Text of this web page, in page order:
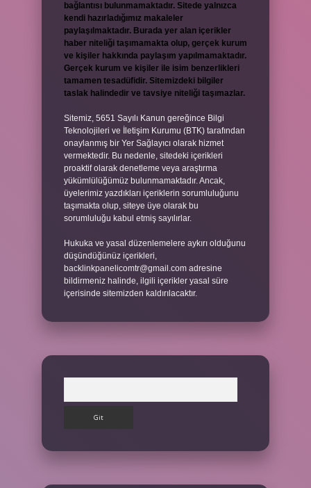
bağlantısı bulunmamaktadır. Sitede yalnızca
kendi hazırladığımız makaleler
paylaşılmaktadır. Burada yer alan içerikler
haber niteliği taşımamakta olup, gerçek kurum
ve kişiler hakkında paylaşım yapılmamaktadır.
Gerçek kurum ve kişiler ile isim benzerlikleri
tamamen tesadüfidir. Sitemizdeki bilgiler
taslak halindedir ve tavsiye niteliği taşımazlar.
Sitemiz, 5651 Sayılı Kanun gereğince Bilgi
Teknolojileri ve İletişim Kurumu (BTK) tarafından
onaylanmış bir Yer Sağlayıcı olarak hizmet
vermektedir. Bu nedenle, sitedeki içerikleri
proaktif olarak denetleme veya araştırma
yükümlülüğümüz bulunmamaktadır. Ancak,
üyelerimiz yazdıkları içeriklerin sorumluluğunu
taşımakta olup, siteye üye olarak bu
sorumluluğu kabul etmiş sayılırlar.
Hukuka ve yasal düzenlemelere aykırı olduğunu
düşündüğünüz içerikleri,
backlinkpanelicomtr@gmail.com adresine
bildirmeniz halinde, ilgili içerikler yasal süre
içerisinde sitemizden kaldırılacaktır.